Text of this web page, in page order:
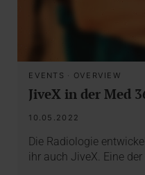
EVENTS · OVERVIEW
JiveX in der Med
10.05.2022
Die Radiologie
ihr auch JiveX. Eine der